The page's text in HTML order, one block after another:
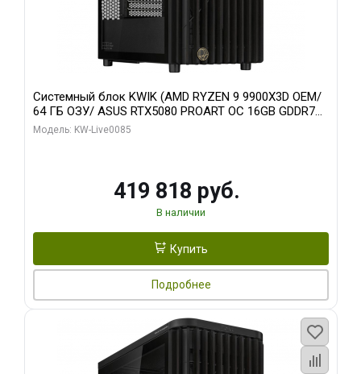
Системный блок KWIK (AMD RYZEN 9 9900X3D OEM/
64 ГБ ОЗУ/ ASUS RTX5080 PROART OC 16GB GDDR7
256bit Type-C DP 2/ 960 ГБ SSD)
Модель: KW-Live0085
419 818 руб.
В наличии
Купить
Подробнее